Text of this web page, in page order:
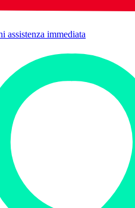
assistenza immediata